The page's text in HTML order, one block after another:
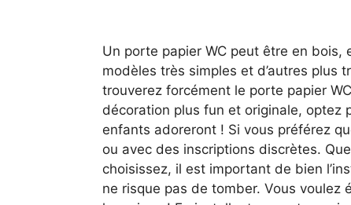
Un porte papier WC peut être en bois,
modèles très simples et d’autres plus
trouverez forcément le porte papier
décoration plus fun et originale, optez
enfants adoreront ! Si vous préférez
ou avec des inscriptions discrètes.
choisissez, il est important de bien
ne risque pas de tomber. Vous voulez